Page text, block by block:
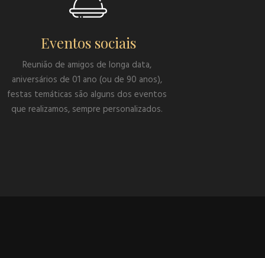
Eventos sociais
Reunião de amigos de longa data,
aniversários de 01 ano (ou de 90 anos),
festas temáticas são alguns dos eventos
que realizamos, sempre personalizados.